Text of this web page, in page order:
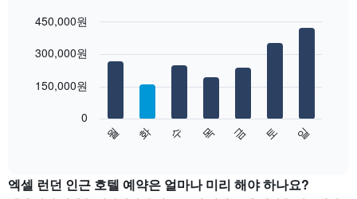
요
을
시
는
chart
bars.
는
graphic.
월 화 수 목 금 토 일
0
150,000원
300,000원
450,000원
엑셀 런던 ​인근​ 호텔 예약은 얼마나 미리 해야 하나요?